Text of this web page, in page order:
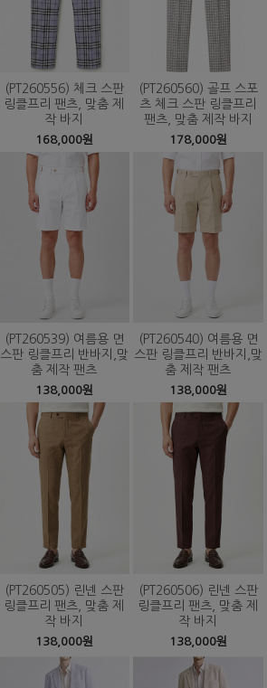
(PT260556) 체크 스판
링클프리 팬츠, 맞춤 제
작 바지
168,000원
(PT260560) 골프 스포
츠 체크 스판 링클프리
팬츠, 맞춤 제작 바지
178,000원
(PT260539) 여름용 면
스판 링클프리 반바지,맞
춤 제작 팬츠
138,000원
(PT260540) 여름용 면
스판 링클프리 반바지,맞
춤 제작 팬츠
138,000원
(PT260505) 린넨 스판
링클프리 팬츠, 맞춤 제
작 바지
138,000원
(PT260506) 린넨 스판
링클프리 팬츠, 맞춤 제
작 바지
138,000원